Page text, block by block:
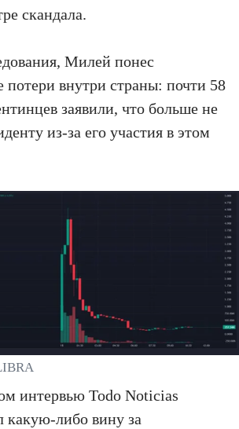
скандала.
Милей понес
потери внутри страны: почти 58
заявили, что больше не
из-за его участия в этом
интервью Todo Noticias
либо вину за